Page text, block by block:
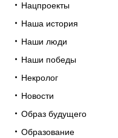
Нацпроекты
Наша история
Наши люди
Наши победы
Некролог
Новости
Образ будущего
Образование